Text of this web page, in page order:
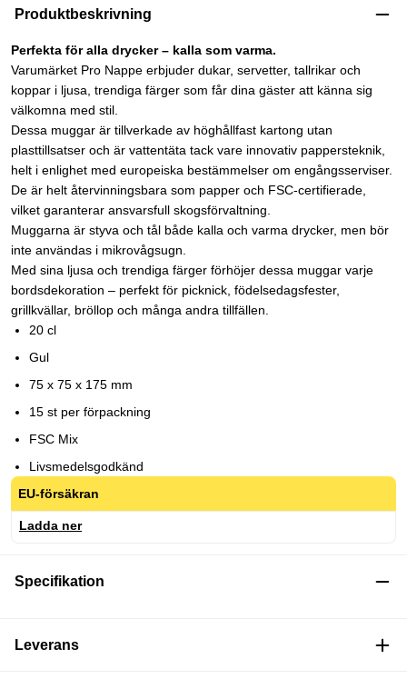
Produktbeskrivning
Perfekta för alla drycker – kalla som varma.
Varumärket Pro Nappe erbjuder dukar, servetter, tallrikar och
koppar i ljusa, trendiga färger som får dina gäster att känna sig
välkomna med stil.
Dessa muggar är tillverkade av höghållfast kartong utan
plasttillsatser och är vattentäta tack vare innovativ pappersteknik,
helt i enlighet med europeiska bestämmelser om engångsserviser.
De är helt återvinningsbara som papper och FSC-certifierade,
vilket garanterar ansvarsfull skogsförvaltning.
Muggarna är styva och tål både kalla och varma drycker, men bör
inte användas i mikrovågsugn.
Med sina ljusa och trendiga färger förhöjer dessa muggar varje
bordsdekoration – perfekt för picknick, födelsedagsfester,
grillkvällar, bröllop och många andra tillfällen.
20 cl
Gul
75 x 75 x 175 mm
15 st per förpackning
FSC Mix
Livsmedelsgodkänd
EU-försäkran
Ladda ner
Specifikation
Leverans